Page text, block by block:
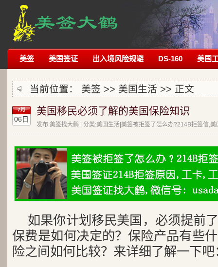
美签 美国签证 出入境风险规避 DS-160 美国
当前位置： 美签 >> 美国生活 >> 正文
7月
06日
美国移民必须了解的美国保险知识
发布:美签找大鹤 | 分类:美国生活|美签被拒签了怎么办?214B拒签信,
如果你计划移民美国，必须提前
保费是如何决定的？保险产品有些
险之间如何比较？来详细了解一下吧